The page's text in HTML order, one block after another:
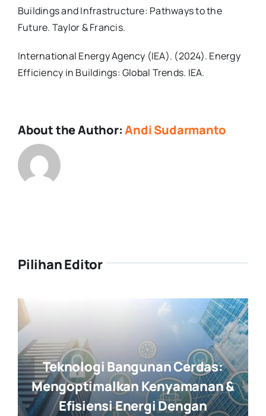
Buildings and Infrastructure: Pathways to the
Future. Taylor & Francis.
International Energy Agency (IEA). (2024). Energy
Efficiency in Buildings: Global Trends. IEA.
About the Author:Andi Sudarmanto
Pilihan Editor
Teknologi Bangunan Cerdas:
Mengoptimalkan Kenyamanan &
Efisiensi Energi Dengan